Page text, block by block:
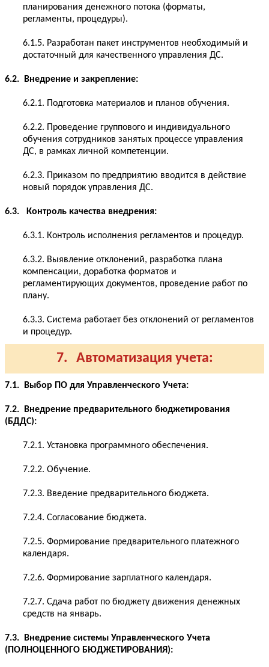
планирования денежного потока (форматы,
регламенты, процедуры).
6.1.5. Разработан пакет инструментов необходимый и
достаточный для качественного управления ДС.
6.2. Внедрение и закрепление:
6.2.1. Подготовка материалов и планов обучения.
6.2.2. Проведение группового и индивидуального
обучения сотрудников занятых процессе управления
ДС, в рамках личной компетенции.
6.2.3. Приказом по предприятию вводится в действие
новый порядок управления ДС.
6.3. Контроль качества внедрения:
6.3.1. Контроль исполнения регламентов и процедур.
6.3.2. Выявление отклонений, разработка плана
компенсации, доработка форматов и
регламентирующих документов, проведение работ по
плану.
6.3.3. Система работает без отклонений от регламентов
и процедур.
7. Автоматизация учета:
7.1. Выбор ПО для Управленческого Учета:
7.2. Внедрение предварительного бюджетирования
(БДДС):
7.2.1. Установка программного обеспечения.
7.2.2. Обучение.
7.2.3. Введение предварительного бюджета.
7.2.4. Согласование бюджета.
7.2.5. Формирование предварительного платежного
календаря.
7.2.6. Формирование зарплатного календаря.
7.2.7. Сдача работ по бюджету движения денежных
средств на январь.
7.3. Внедрение системы Управленческого Учета
(ПОЛНОЦЕННОГО БЮДЖЕТИРОВАНИЯ):